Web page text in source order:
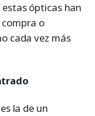
ópticas han
o
cada vez más
la de un